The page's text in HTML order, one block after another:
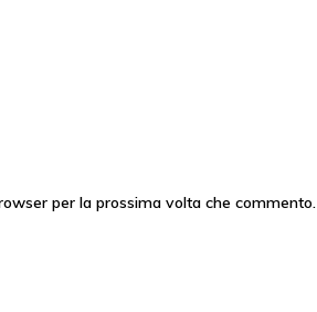
per la prossima volta che commento.